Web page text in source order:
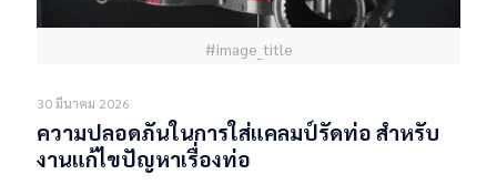
#image_title
30 มีนาคม 2026
ความปลอดภันในการใส่แคลมป์รัดท่อ สำหรับ
งานแก้ไขปัญหาเรื่องท่อ